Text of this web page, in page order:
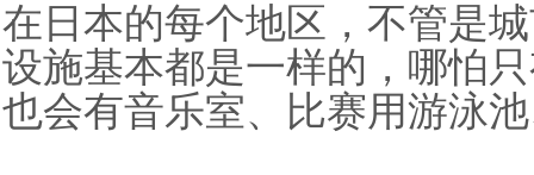
在日本的每个地区，不管是
设施基本都是一样的，哪怕
也会有音乐室、比赛用游泳